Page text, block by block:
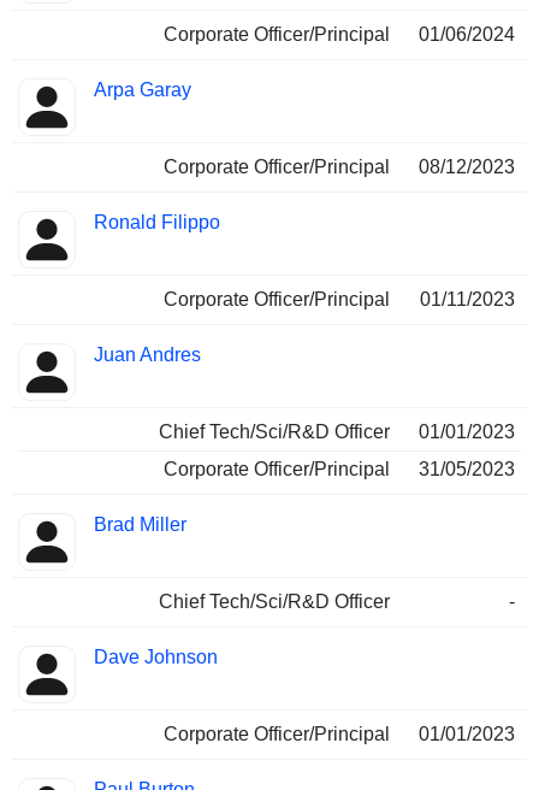
Corporate Officer/Principal 01/06/2024
Arpa Garay
Corporate Officer/Principal 08/12/2023
Ronald Filippo
Corporate Officer/Principal 01/11/2023
Juan Andres
Chief Tech/Sci/R&D Officer
01/01/2023
Corporate Officer/Principal
31/05/2023
Brad Miller
Chief Tech/Sci/R&D Officer -
Dave Johnson
Corporate Officer/Principal 01/01/2023